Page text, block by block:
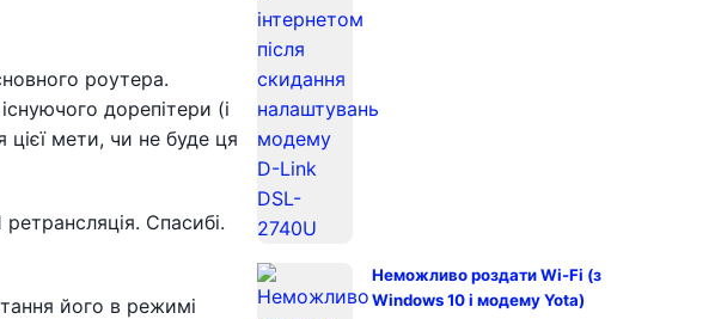
роутера.
дорепітери (і
мети, чи не буде ця
Спасибі.
його в режимі
Неможливо роздати Wi-Fi (з
Windows 10 і модему Yota)